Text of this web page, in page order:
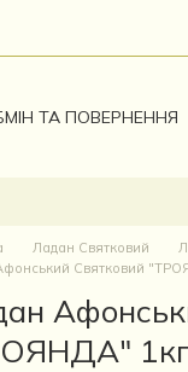
ТА ПОВЕРНЕННЯ
Ладан Святковий
Святковий
1кг